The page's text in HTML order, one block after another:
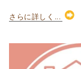
さらに詳しく...